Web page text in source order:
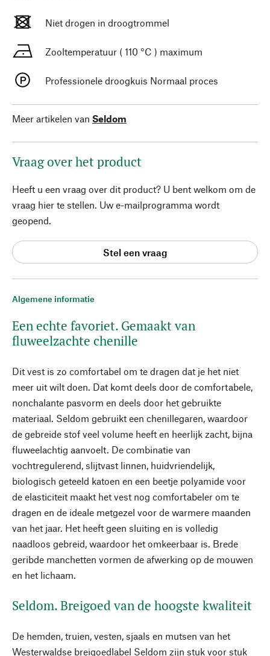
Algemene informatie
Een echte favoriet. Gemaakt van
fluweelzachte chenille
Dit vest is zo comfortabel om te dragen dat je het niet
meer uit wilt doen. Dat komt deels door de comfortabele,
nonchalante pasvorm en deels door het gebruikte
materiaal. Seldom gebruikt een chenillegaren, waardoor
de gebreide stof veel volume heeft en heerlijk zacht, bijna
fluweelachtig aanvoelt. De combinatie van
vochtregulerend, slijtvast linnen, huidvriendelijk,
biologisch geteeld katoen en een beetje polyamide voor
de elasticiteit maakt het vest nog comfortabeler om te
dragen en de ideale metgezel voor de warmere maanden
van het jaar. Het heeft geen sluiting en is volledig
naadloos gebreid, waardoor het omkeerbaar is. Brede
geribde manchetten vormen de afwerking op de mouwen
en het lichaam.
Seldom. Breigoed van de hoogste kwaliteit
De hemden, truien, vesten, sjaals en mutsen van het
Westerwaldse breigoedlabel Seldom zijn stuk voor stuk
Niet drogen in droogtrommel
Zooltemperatuur ( 110 °C ) maximum
Professionele droogkuis Normaal proces
Meer artikelen van Seldom
Vraag over het product
Heeft u een vraag over dit product? U bent welkom om de
vraag hier te stellen. Uw e-mailprogramma wordt
geopend.
Stel een vraag